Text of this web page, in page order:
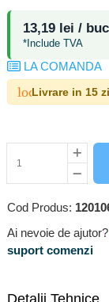
13,19 lei / buc
*Include TVA
LA COMANDA
local_shipping
Livrare in 15
Cod Produs:
Ai nevoie de ajutor?
suport comenzi
Detalii Tehnice